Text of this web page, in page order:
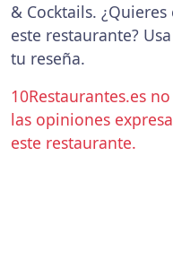
& Cocktails.
este restaurante? Usa
tu reseña.
10Restaurantes.es
las opiniones
este restaurante.